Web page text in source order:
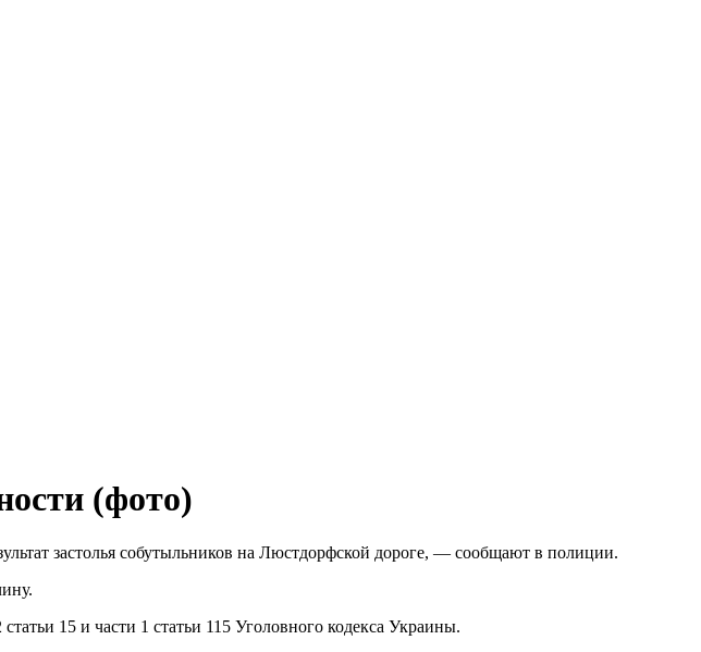
(фото)
застолья собутыльников на Люстдорфской дороге, — сообщают в полиции.
15 и части 1 статьи 115 Уголовного кодекса Украины.